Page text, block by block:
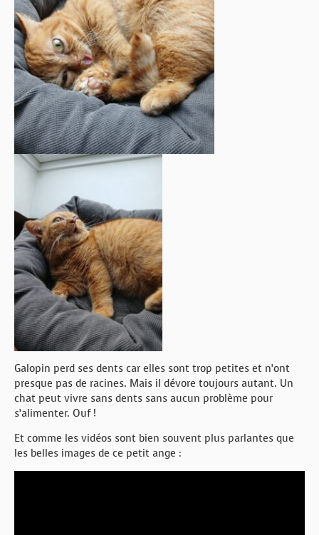
Galopin perd ses dents car elles sont trop petites et n’ont
presque pas de racines. Mais il dévore toujours autant. Un
chat peut vivre sans dents sans aucun problème pour
s’alimenter. Ouf !
Et comme les vidéos sont bien souvent plus parlantes que
les belles images de ce petit ange :